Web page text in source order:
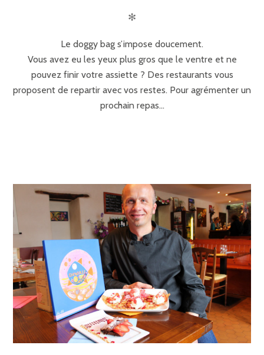
✻
Le doggy bag s’impose doucement.
Vous avez eu les yeux plus gros que le ventre et ne
pouvez finir votre assiette ? Des restaurants vous
proposent de repartir avec vos restes. Pour agrémenter un
prochain repas…